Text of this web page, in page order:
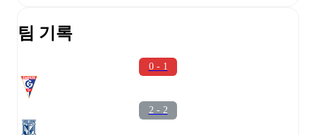
팀 기록
0 - 1
2 - 2